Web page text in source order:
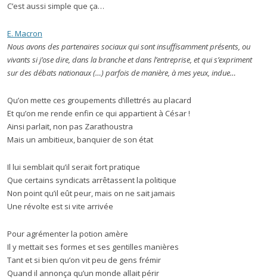
C’est aussi simple que ça…
E. Macron
Nous avons des partenaires sociaux qui sont insuffisamment présents, ou
vivants si j’ose dire, dans la branche et dans l’entreprise, et qui s’expriment
sur des débats nationaux (…) parfois de manière, à mes yeux, indue…
Qu’on mette ces groupements d’illettrés au placard
Et qu’on me rende enfin ce qui appartient à César !
Ainsi parlait, non pas Zarathoustra
Mais un ambitieux, banquier de son état
Il lui semblait qu’il serait fort pratique
Que certains syndicats arrêtassent la politique
Non point qu’il eût peur, mais on ne sait jamais
Une révolte est si vite arrivée
Pour agrémenter la potion amère
Il y mettait ses formes et ses gentilles manières
Tant et si bien qu’on vit peu de gens frémir
Quand il annonça qu’un monde allait périr